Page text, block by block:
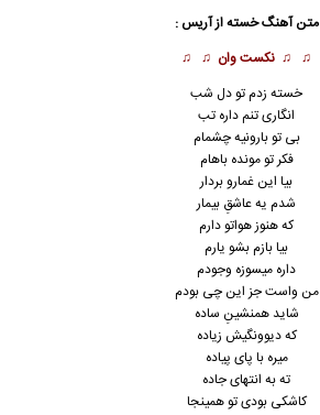
متن آهنگ خسته از آریس :
♫ ♫ نکست وان ♫ ♫
خسته زدم تو دل شب
انگاری تنم داره تب
بی تو بارونیه چشمام
فکر تو مونده باهام
بیا این غمارو بردار
شدم یه عاشقِ بیمار
که هنوز هواتو دارم
بیا بازم بشو یارم
داره میسوزه وجودم
من واست جز این چی بودم
شاید همنشینِ ساده
که دیوونگیش زیاده
میره با پای پیاده
ته به انتهای جاده
کاشکی بودی تو همینجا